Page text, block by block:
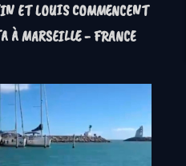
ET LOUIS COMMENCENT
ÀMARSEILLE - FRANCE